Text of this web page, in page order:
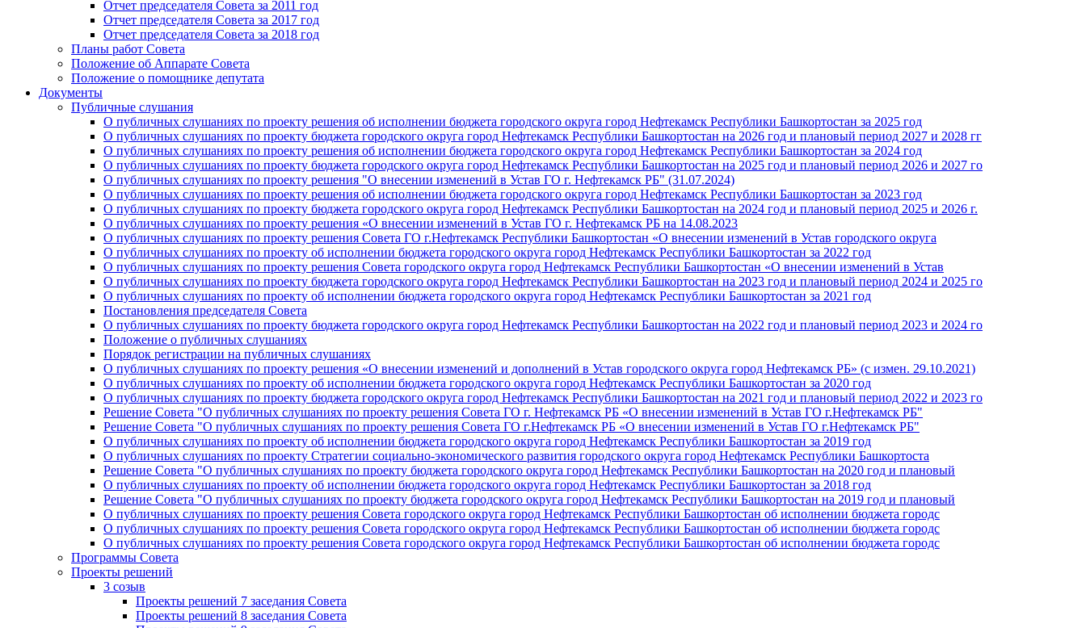
Отчет председателя Совета за 2011 год
Отчет председателя Совета за 2017 год
Отчет председателя Совета за 2018 год
Планы работ Совета
Положение об Аппарате Совета
Положение о помощнике депутата
Документы
Публичные слушания
О публичных слушаниях по проекту решения об исполнении бюджета городского округа город Нефтекамск Республики Башкортостан за 2025 год
О публичных слушаниях по проекту бюджета городского округа город Нефтекамск Республики Башкортостан на 2026 год и плановый период 2027 и 2028 гг
О публичных слушаниях по проекту решения об исполнении бюджета городского округа город Нефтекамск Республики Башкортостан за 2024 год
О публичных слушаниях по проекту бюджета городского округа город Нефтекамск Республики Башкортостан на 2025 год и плановый период 2026 и 2027 го
О публичных слушаниях по проекту решения "О внесении изменений в Устав ГО г. Нефтекамск РБ" (31.07.2024)
О публичных слушаниях по проекту решения об исполнении бюджета городского округа город Нефтекамск Республики Башкортостан за 2023 год
О публичных слушаниях по проекту бюджета городского округа город Нефтекамск Республики Башкортостан на 2024 год и плановый период 2025 и 2026 г.
О публичных слушаниях по проекту решения «О внесении изменений в Устав ГО г. Нефтекамск РБ на 14.08.2023
О публичных слушаниях по проекту решения Совета ГО г.Нефтекамск Республики Башкортостан «О внесении изменений в Устав городского округа
О публичных слушаниях по проекту об исполнении бюджета городского округа город Нефтекамск Республики Башкортостан за 2022 год
О публичных слушаниях по проекту решения Совета городского округа город Нефтекамск Республики Башкортостан «О внесении изменений в Устав
О публичных слушаниях по проекту бюджета городского округа город Нефтекамск Республики Башкортостан на 2023 год и плановый период 2024 и 2025 го
О публичных слушаниях по проекту об исполнении бюджета городского округа город Нефтекамск Республики Башкортостан за 2021 год
Постановления председателя Совета
О публичных слушаниях по проекту бюджета городского округа город Нефтекамск Республики Башкортостан на 2022 год и плановый период 2023 и 2024 го
Положение о публичных слушаниях
Порядок регистрации на публичных слушаниях
О публичных слушаниях по проекту решения «О внесении изменений и дополнений в Устав городского округа город Нефтекамск РБ» (с измен. 29.10.2021)
О публичных слушаниях по проекту об исполнении бюджета городского округа город Нефтекамск Республики Башкортостан за 2020 год
О публичных слушаниях по проекту бюджета городского округа город Нефтекамск Республики Башкортостан на 2021 год и плановый период 2022 и 2023 го
Решение Совета "О публичных слушаниях по проекту решения Совета ГО г. Нефтекамск РБ «О внесении изменений в Устав ГО г.Нефтекамск РБ"
Решение Совета "О публичных слушаниях по проекту решения Совета ГО г.Нефтекамск РБ «О внесении изменений в Устав ГО г.Нефтекамск РБ"
О публичных слушаниях по проекту об исполнении бюджета городского округа город Нефтекамск Республики Башкортостан за 2019 год
О публичных слушаниях по проекту Стратегии социально-экономического развития городского округа город Нефтекамск Республики Башкортоста
Решение Совета "О публичных слушаниях по проекту бюджета городского округа город Нефтекамск Республики Башкортостан на 2020 год и плановый
О публичных слушаниях по проекту об исполнении бюджета городского округа город Нефтекамск Республики Башкортостан за 2018 год
Решение Совета "О публичных слушаниях по проекту бюджета городского округа город Нефтекамск Республики Башкортостан на 2019 год и плановый
О публичных слушаниях по проекту решения Совета городского округа город Нефтекамск Республики Башкортостан об исполнении бюджета городс
О публичных слушаниях по проекту решения Совета городского округа город Нефтекамск Республики Башкортостан об исполнении бюджета городс
О публичных слушаниях по проекту решения Совета городского округа город Нефтекамск Республики Башкортостан об исполнении бюджета городс
Программы Совета
Проекты решений
3 созыв
Проекты решений 7 заседания Совета
Проекты решений 8 заседания Совета